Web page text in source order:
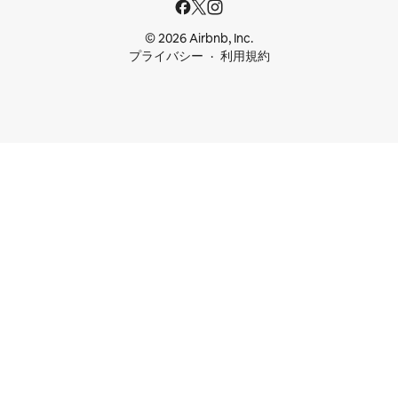
© 2026 Airbnb, Inc.
プライバシー
利用規約